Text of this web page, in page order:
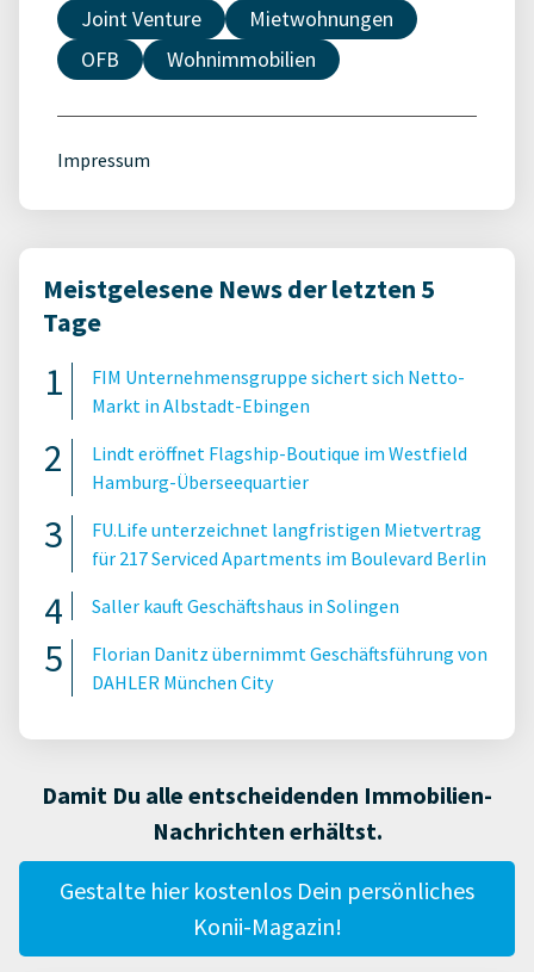
Joint Venture
Mietwohnungen
OFB
Wohnimmobilien
Impressum
Meistgelesene News der letzten 5
Tage
FIM Unternehmensgruppe sichert sich Netto-
Markt in Albstadt-Ebingen
Lindt eröffnet Flagship-Boutique im Westfield
Hamburg-Überseequartier
FU.Life unterzeichnet langfristigen Mietvertrag
für 217 Serviced Apartments im Boulevard Berlin
Saller kauft Geschäftshaus in Solingen
Florian Danitz übernimmt Geschäftsführung von
DAHLER München City
Damit Du alle entscheidenden Immobilien-
Nachrichten erhältst.
Gestalte hier kostenlos Dein persönliches
Konii-Magazin!